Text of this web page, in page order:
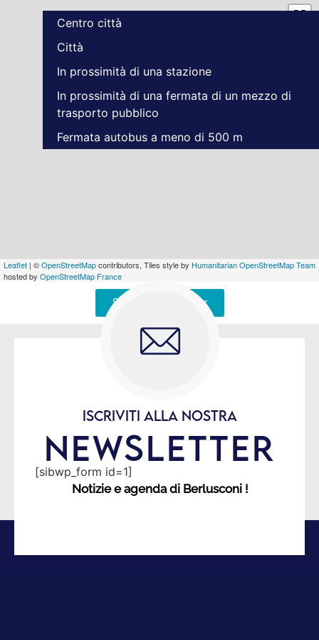
Leaflet | ©OpenStreetMapcontributors, Tiles style by Humanitarian OpenStreetMap Team
hosted by OpenStreetMap France
Centro città
Città
In prossimità di una stazione
In prossimità di una fermata di un mezzo di
trasporto pubblico
Fermata autobus a meno di 500 m
Signaler une erreur
ISCRIVITI ALLA NOSTRA
NEWSLETTER
[sibwp_form id=1]
Notizie e agenda di Berlusconi !